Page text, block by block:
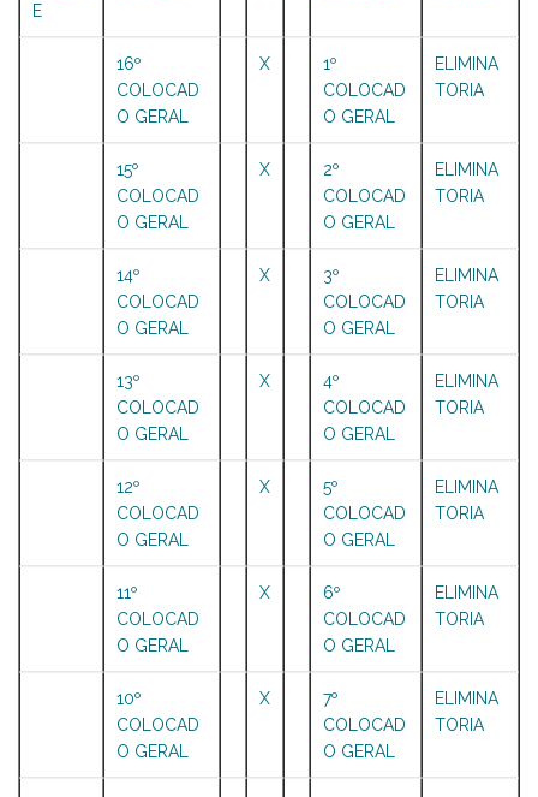
E
16º
COLOCAD
O GERAL
X
1º
COLOCAD
O GERAL
ELIMINA
TORIA
15º
COLOCAD
O GERAL
X
2º
COLOCAD
O GERAL
ELIMINA
TORIA
14º
COLOCAD
O GERAL
X
3º
COLOCAD
O GERAL
ELIMINA
TORIA
13º
COLOCAD
O GERAL
X
4º
COLOCAD
O GERAL
ELIMINA
TORIA
12º
COLOCAD
O GERAL
X
5º
COLOCAD
O GERAL
ELIMINA
TORIA
11º
COLOCAD
O GERAL
X
6º
COLOCAD
O GERAL
ELIMINA
TORIA
10º
COLOCAD
O GERAL
X
7º
COLOCAD
O GERAL
ELIMINA
TORIA